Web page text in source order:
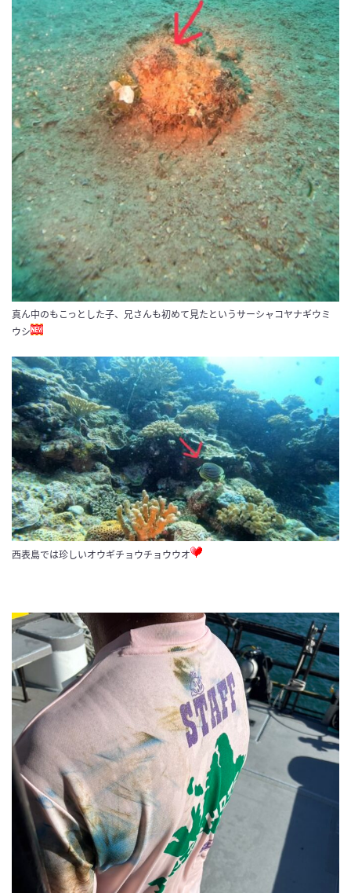
真ん中のもこっとした子、兄さんも初めて見たというサーシャコヤナギウミ
ウシ
西表島では珍しいオウギチョウチョウウオ